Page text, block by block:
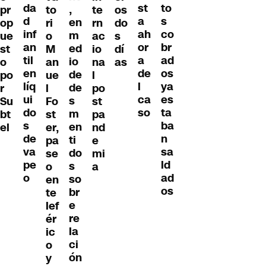
pr
op
ue
st
o
po
r
Su
bt
el
da
d
inf
an
til
en
líq
ui
do
s
de
va
pe
o
to
ri
o
M
an
ue
l
Fo
st
er,
pa
se
o
en
te
lef
ér
ic
o
y
,
en
m
ed
io
de
de
s
m
en
ti
do
s
so
br
e
re
la
ci
ón
te
rn
ac
io
na
l
po
st
pa
nd
e
mi
a
os
do
s
dí
as
st
a
ah
or
a
de
l
ca
so
to
s
co
br
ad
os
ya
es
ta
ba
n
sa
ld
ad
os